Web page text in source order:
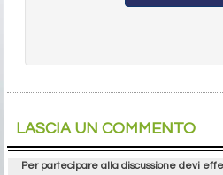
LASCIA UN COMMENTO
Per partecipare alla discussione devi